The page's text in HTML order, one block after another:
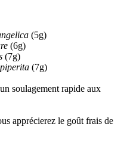
(5g)
(6g)
(7g)
(7g)
soulagement rapide aux
apprécierez le goût frais de